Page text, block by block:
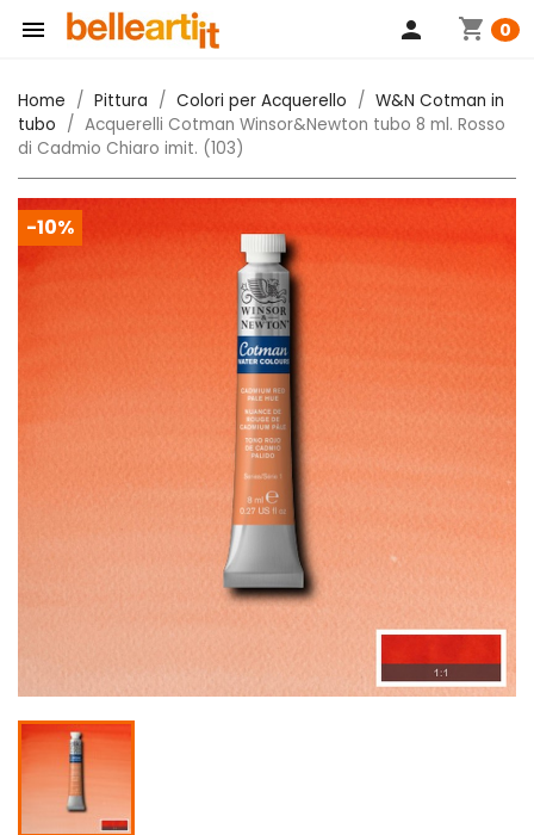
 shopping_cart 0
person
Home Pittura Colori per Acquerello
W&N Cotman in
tubo
Acquerelli Cotman Winsor&Newton tubo 8 ml. Rosso
di Cadmio Chiaro imit. (103)
-10%